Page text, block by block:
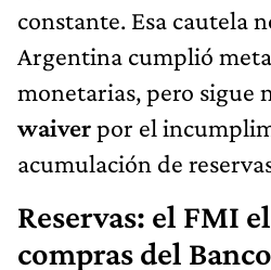
constante. Esa cautela
Argentina cumplió
monetarias, pero sigue
waiverpor el
acumulación de
Reservas: el FMI
compras del